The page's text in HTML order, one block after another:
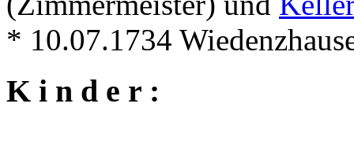
* 10.07.1734
K i n d e r :